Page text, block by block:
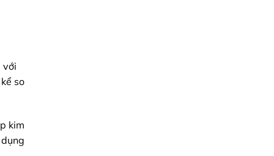
với
so
kim